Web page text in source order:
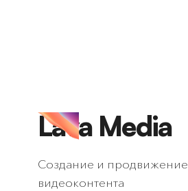
Lava Media
Создание и продвижение
видеоконтента